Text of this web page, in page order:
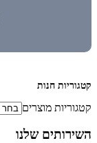
קטגוריות חנות
קטגוריות מוצרים
השירותים שלנו